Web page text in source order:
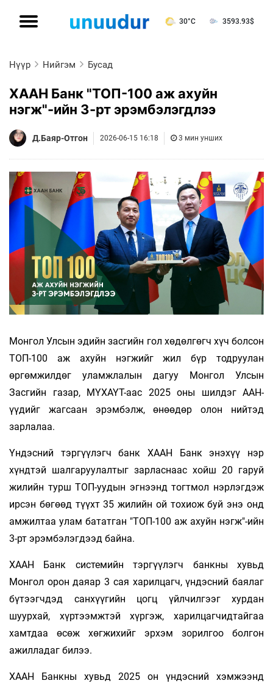
30°C 3593.93$
Нүүр Нийгэм Бусад
ХААН Банк "ТОП-100 аж ахуйн
нэгж"-ийн 3-рт эрэмбэлэгдлээ
Д.Баяр-Отгон 2026-06-15 16:18 3 мин унших
Монгол Улсын эдийн засгийн гол хөдөлгөгч хүч болсон
ТОП-100 аж ахуйн нэгжийг жил бүр тодруулан
өргөмжилдөг уламжлалын дагуу Монгол Улсын
Засгийн газар, МҮХАҮТ-аас 2025 оны шилдэг ААН-
үүдийг жагсаан эрэмбэлж, өнөөдөр олон нийтэд
зарлалаа.
Үндэсний тэргүүлэгч банк ХААН Банк энэхүү нэр
хүндтэй шалгаруулалтыг зарласнаас хойш 20 гаруй
жилийн турш ТОП-уудын эгнээнд тогтмол нэрлэгдэж
ирсэн бөгөөд түүхт 35 жилийн ой тохиож буй энэ онд
амжилтаа улам бататган "ТОП-100 аж ахуйн нэгж"-ийн
3-рт эрэмбэлэгдээд байна.
ХААН Банк системийн тэргүүлэгч банкны хувьд
Монгол орон даяар 3 сая харилцагч, үндэсний баялаг
бүтээгчдэд санхүүгийн цогц үйлчилгээг хурдан
шуурхай, хүртээмжтэй хүргэж, харилцагчидтайгаа
хамтдаа өсөж хөгжихийг эрхэм зорилгоо болгон
ажилладаг билээ.
ХААН Банкны хувьд 2025 он үндэсний хэмжээнд